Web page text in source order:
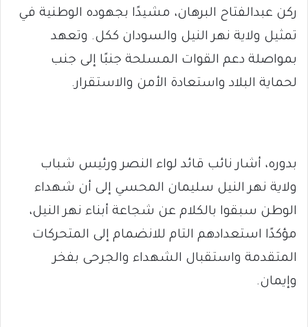
ركن عبدالفتاح البرهان، مشيدًا بجهوده الوطنية في
تمثيل ولاية نهر النيل والسودان ككل. وتعهد
بمواصلة دعم القوات المسلحة جنبًا إلى جنب
لحماية البلاد واستعادة الأمن والاستقرار.
بدوره، أشار نائب قائد لواء النصر ورئيس شباب
ولاية نهر النيل سليمان المحسي إلى أن شهداء
الوطن سبقوا بالكلام عن شجاعة أبناء نهر النيل،
مؤكدًا استعدادهم التام للانضمام إلى المتحركات
المتقدمة واستقبال الشهداء والجرحى بفخر
وإيمان.